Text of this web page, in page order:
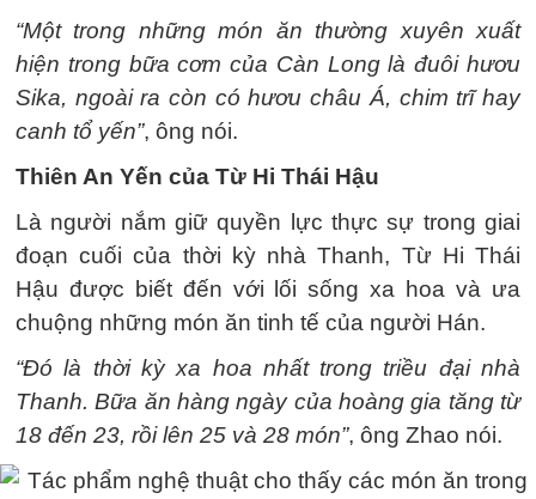
“Một trong những món ăn thường xuyên xuất
hiện trong bữa cơm của Càn Long là đuôi hươu
Sika, ngoài ra còn có hươu châu Á, chim trĩ hay
canh tổ yến”, ông nói.
Thiên An Yến của Từ Hi Thái Hậu
Là người nắm giữ quyền lực thực sự trong giai
đoạn cuối của thời kỳ nhà Thanh, Từ Hi Thái
Hậu được biết đến với lối sống xa hoa và ưa
chuộng những món ăn tinh tế của người Hán.
“Đó là thời kỳ xa hoa nhất trong triều đại nhà
Thanh. Bữa ăn hàng ngày của hoàng gia tăng từ
18 đến 23, rồi lên 25 và 28 món”, ông Zhao nói.